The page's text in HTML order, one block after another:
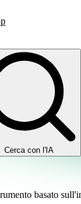
Cerca con l'IA
basato